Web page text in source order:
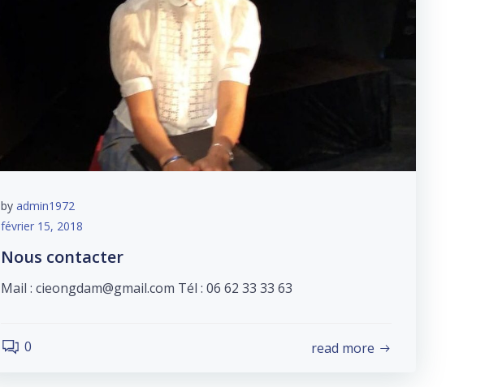
by admin1972
février 15, 2018
Nous contacter
Mail : cieongdam@gmail.com Tél : 06 62 33 33 63
0 read more